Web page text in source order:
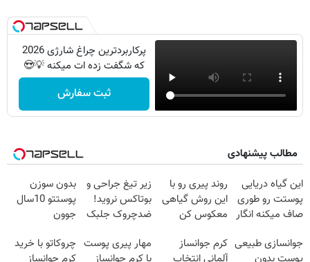
پرکاربردترین چراغ شارژی 2026
که شگفت زده ات میکنه 💡😍
ثبت سفارش
مطالب پیشنهادی
این گیاه دریایی
پوستت رو طوری
صاف میکنه انگار
شدی🔥
روند پیری رو با
این روش گیاهی
معکوس کن
زیر تیغ جراحی و
بوتاکس نروید!
ضدچروک جلبک
بدون سوزن
پوستتو 10سال
جوون
پاییزی
جوانسازی طبیعی کرم جوانساز
مهار پیری پوست چروکاتو با خرید